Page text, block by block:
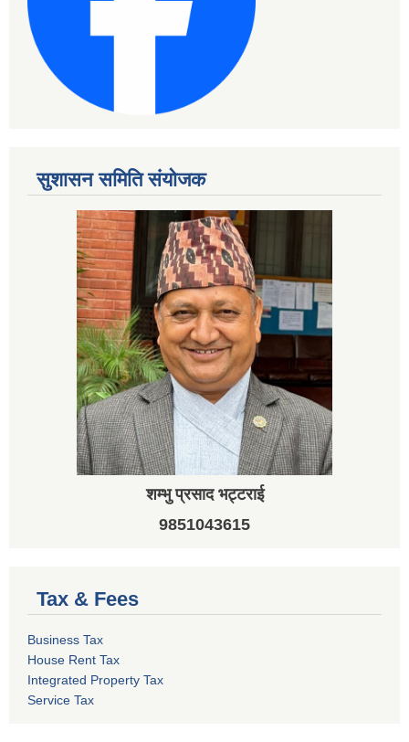
सुशासन समिति संयोजक
शम्भु प्रसाद भट्टराई
9851043615
Tax & Fees
Business Tax
House Rent Tax
Integrated Property Tax
Service Tax